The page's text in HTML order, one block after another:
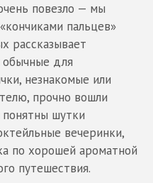
повезло — мы
пальцев»
рассказывает
для
незнакомые или
прочно вошли
шутки
вечеринки,
по хорошей ароматной
путешествия.